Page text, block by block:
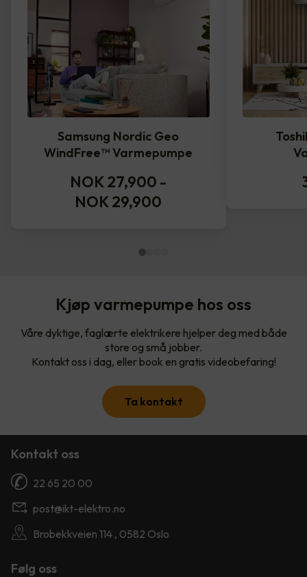
Samsung Nordic Geo
WindFree™️ Varmepumpe
NOK 27,900 -
NOK 29,900
Kjøp varmepumpe hos oss
Våre dyktige, faglærte elektrikere hjelper deg med både
store og små jobber.
Kontakt oss i dag, eller book en gratis videobefaring!
Ta kontakt
Kontakt oss
22 65 20 00
post@ikt-elektro.no
Brobekkveien 114 , 0582 Oslo
Følg oss